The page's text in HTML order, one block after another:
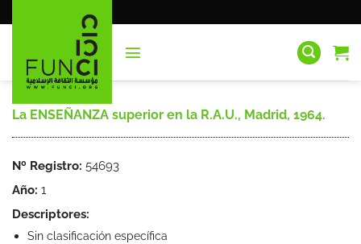
al
La ENSEÑANZA superior en la R.A.U., Madrid, 1964.
Nº Registro: 54693
Año: 1
Descriptores:
Sin clasificación específica